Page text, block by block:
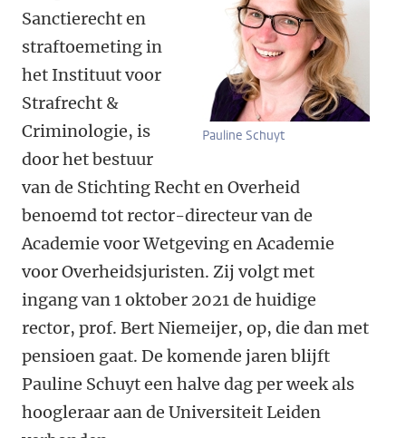
Pauline Schuyt
Sanctierecht en
straftoemeting in
het Instituut voor
Strafrecht &
Criminologie, is
door het bestuur
van de Stichting Recht en Overheid
benoemd tot rector-directeur van de
Academie voor Wetgeving en Academie
voor Overheidsjuristen. Zij volgt met
ingang van 1 oktober 2021 de huidige
rector, prof. Bert Niemeijer, op, die dan met
pensioen gaat. De komende jaren blijft
Pauline Schuyt een halve dag per week als
hoogleraar aan de Universiteit Leiden